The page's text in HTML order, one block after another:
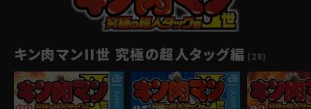
キン肉マンII世 究極の超人タッグ編 (28)